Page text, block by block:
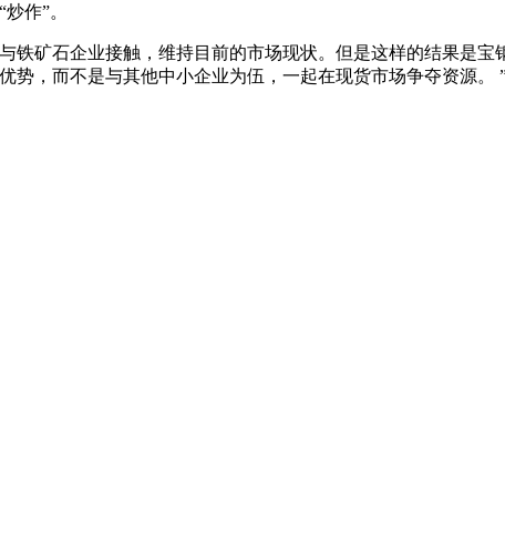
作”。
矿石企业接触，维持目前的市场现状。但是这样的结果是宝
，而不是与其他中小企业为伍，一起在现货市场争夺资源